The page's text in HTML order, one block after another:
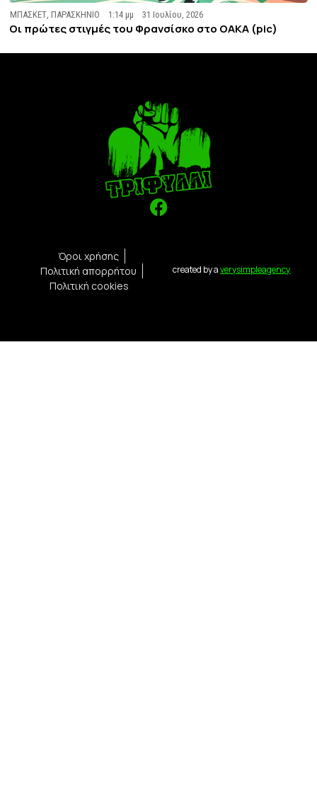
ΜΠΑΣΚΕΤ ,ΠΑΡΑΣΚΗΝΙΟ 1:14 μμ 31 Ιουλίου, 2026
Οι πρώτες στιγμές του Φρανσίσκο στο ΟΑΚΑ (pic)
created by averysimpleagency
Όροι χρήσης
Πολιτική απορρήτου
Πολιτική cookies